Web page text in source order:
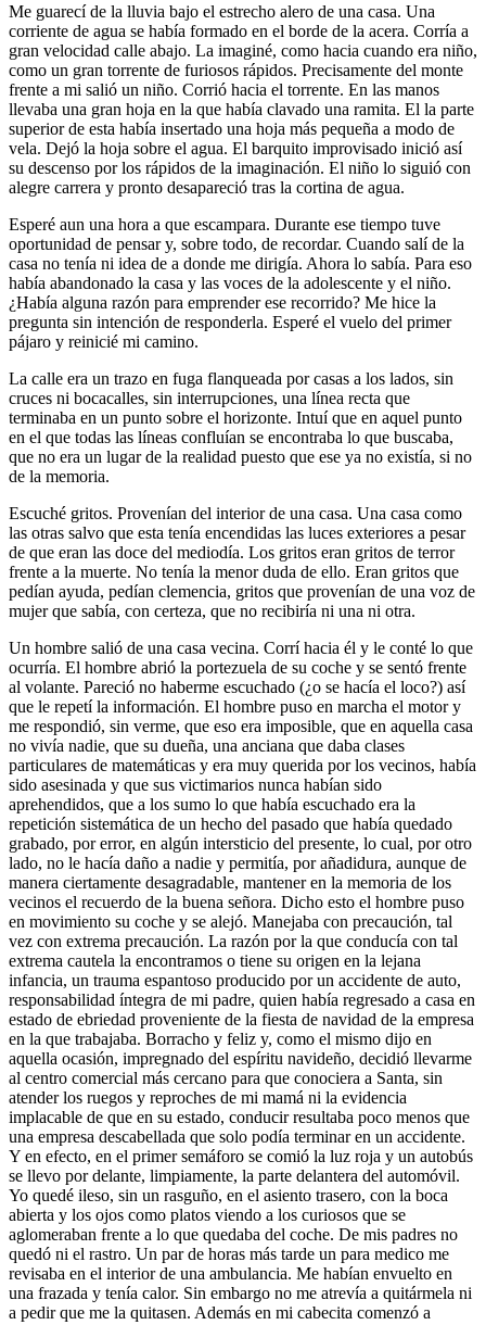
Me guarecí de la lluvia bajo el estrecho alero de una casa. Una
corriente de agua se había formado en el borde de la acera. Corría a
gran velocidad calle abajo. La imaginé, como hacia cuando era niño,
como un gran torrente de furiosos rápidos. Precisamente del monte
frente a mi salió un niño. Corrió hacia el torrente. En las manos
llevaba una gran hoja en la que había clavado una ramita. El la parte
superior de esta había insertado una hoja más pequeña a modo de
vela. Dejó la hoja sobre el agua. El barquito improvisado inició así
su descenso por los rápidos de la imaginación. El niño lo siguió con
alegre carrera y pronto desapareció tras la cortina de agua.
Esperé aun una hora a que escampara. Durante ese tiempo tuve
oportunidad de pensar y, sobre todo, de recordar. Cuando salí de la
casa no tenía ni idea de a donde me dirigía. Ahora lo sabía. Para eso
había abandonado la casa y las voces de la adolescente y el niño.
¿Había alguna razón para emprender ese recorrido? Me hice la
pregunta sin intención de responderla. Esperé el vuelo del primer
pájaro y reinicié mi camino.
La calle era un trazo en fuga flanqueada por casas a los lados, sin
cruces ni bocacalles, sin interrupciones, una línea recta que
terminaba en un punto sobre el horizonte. Intuí que en aquel punto
en el que todas las líneas confluían se encontraba lo que buscaba,
que no era un lugar de la realidad puesto que ese ya no existía, si no
de la memoria.
Escuché gritos. Provenían del interior de una casa. Una casa como
las otras salvo que esta tenía encendidas las luces exteriores a pesar
de que eran las doce del mediodía. Los gritos eran gritos de terror
frente a la muerte. No tenía la menor duda de ello. Eran gritos que
pedían ayuda, pedían clemencia, gritos que provenían de una voz de
mujer que sabía, con certeza, que no recibiría ni una ni otra.
Un hombre salió de una casa vecina. Corrí hacia él y le conté lo que
ocurría. El hombre abrió la portezuela de su coche y se sentó frente
al volante. Pareció no haberme escuchado (¿o se hacía el loco?) así
que le repetí la información. El hombre puso en marcha el motor y
me respondió, sin verme, que eso era imposible, que en aquella casa
no vivía nadie, que su dueña, una anciana que daba clases
particulares de matemáticas y era muy querida por los vecinos, había
sido asesinada y que sus victimarios nunca habían sido
aprehendidos, que a los sumo lo que había escuchado era la
repetición sistemática de un hecho del pasado que había quedado
grabado, por error, en algún intersticio del presente, lo cual, por otro
lado, no le hacía daño a nadie y permitía, por añadidura, aunque de
manera ciertamente desagradable, mantener en la memoria de los
vecinos el recuerdo de la buena señora. Dicho esto el hombre puso
en movimiento su coche y se alejó. Manejaba con precaución, tal
vez con extrema precaución. La razón por la que conducía con tal
extrema cautela la encontramos o tiene su origen en la lejana
infancia, un trauma espantoso producido por un accidente de auto,
responsabilidad íntegra de mi padre, quien había regresado a casa en
estado de ebriedad proveniente de la fiesta de navidad de la empresa
en la que trabajaba. Borracho y feliz y, como el mismo dijo en
aquella ocasión, impregnado del espíritu navideño, decidió llevarme
al centro comercial más cercano para que conociera a Santa, sin
atender los ruegos y reproches de mi mamá ni la evidencia
implacable de que en su estado, conducir resultaba poco menos que
una empresa descabellada que solo podía terminar en un accidente.
Y en efecto, en el primer semáforo se comió la luz roja y un autobús
se llevo por delante, limpiamente, la parte delantera del automóvil.
Yo quedé ileso, sin un rasguño, en el asiento trasero, con la boca
abierta y los ojos como platos viendo a los curiosos que se
aglomeraban frente a lo que quedaba del coche. De mis padres no
quedó ni el rastro. Un par de horas más tarde un para medico me
revisaba en el interior de una ambulancia. Me habían envuelto en
una frazada y tenía calor. Sin embargo no me atrevía a quitármela ni
a pedir que me la quitasen. Además en mi cabecita comenzó a